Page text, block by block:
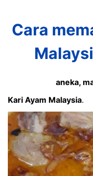
Cara
aneka,
Kari Ayam Malaysia.